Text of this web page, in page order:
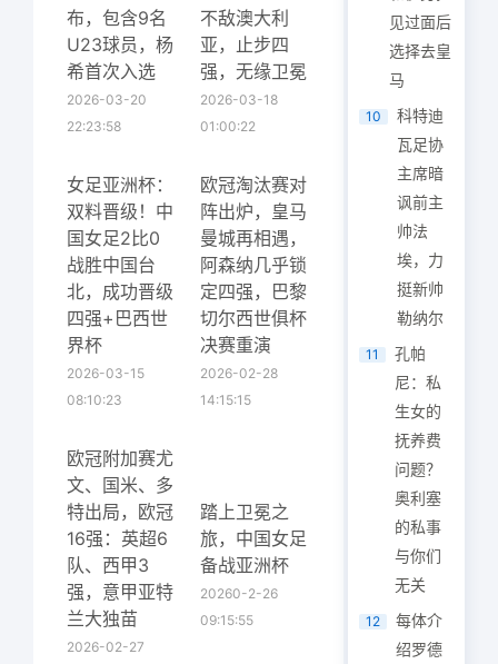
布，包含9名
U23球员，杨
希首次入选
2026-03-20
22:23:58
不敌澳大利
亚，止步四
强，无缘卫冕
2026-03-18
01:00:22
女足亚洲杯：
双料晋级！中
国女足2比0
战胜中国台
北，成功晋级
四强+巴西世
界杯
2026-03-15
08:10:23
欧冠淘汰赛对
阵出炉，皇马
曼城再相遇，
阿森纳几乎锁
定四强，巴黎
切尔西世俱杯
决赛重演
2026-02-28
14:15:15
欧冠附加赛尤
文、国米、多
特出局，欧冠
16强：英超6
队、西甲3
强，意甲亚特
兰大独苗
2026-02-27
踏上卫冕之
旅，中国女足
备战亚洲杯
20260-2-26
09:15:55
见过面后
选择去皇
马
10
科特迪
瓦足协
主席暗
讽前主
帅法
埃，力
挺新帅
勒纳尔
11
孔帕
尼：私
生女的
抚养费
问题？
奥利塞
的私事
与你们
无关
12
每体介
绍罗德